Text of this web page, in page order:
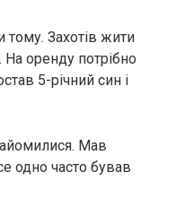
тому. Захотів жити
оренду потрібно
5-річний син і
Мав
одно часто бував